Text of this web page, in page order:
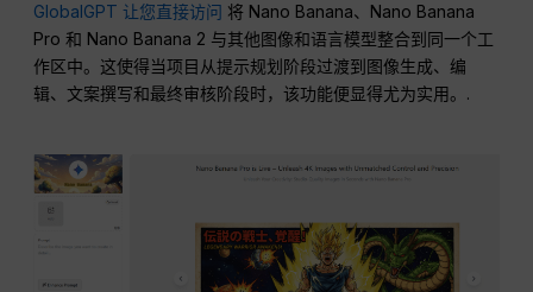
GlobalGPT 让您直接访问 将 Nano Banana、Nano Banana
Pro 和 Nano Banana 2 与其他图像和语言模型整合到同一个工
作区中。这使得当项目从提示规划阶段过渡到图像生成、编
辑、文案撰写和最终审核阶段时，该功能便显得尤为实用。.